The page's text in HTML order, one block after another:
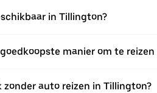
in Tillington?
manier om te
zonder auto reizen in Tillington?